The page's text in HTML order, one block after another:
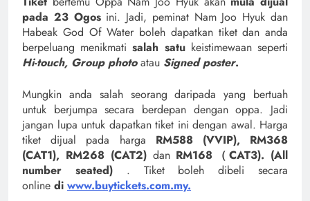
pada 23 Ogosini. Jadi, peminat Nam Joo Hyuk dan
Habeak God Of Water boleh dapatkan tiket dan anda
berpeluang menikmatisalah satukeistimewaan seperti
Hi-touch, Group photo atau Signed poster.
Mungkin anda salah seorang daripada yang bertuah
untuk berjumpa secara berdepan dengan oppa. Jadi
jangan lupa untuk dapatkan tiket ini dengan awal. Harga
tiket dijual pada harga RM588 (VVIP), RM368
(CAT1), RM268 (CAT2) danRM168（CAT3). (All
number seated). Tiket boleh dibeli secara
online di www.buytickets.com.my.